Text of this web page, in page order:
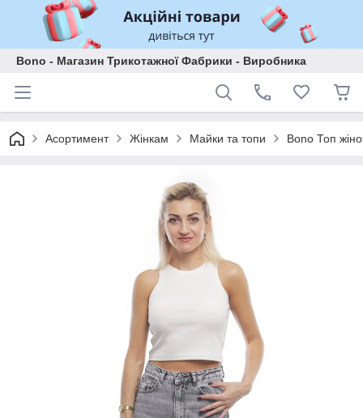
Bono - Магазин Трикотажної Фабрики - Виробника
Асортимент Жінкам Майки та топи Bono Топ